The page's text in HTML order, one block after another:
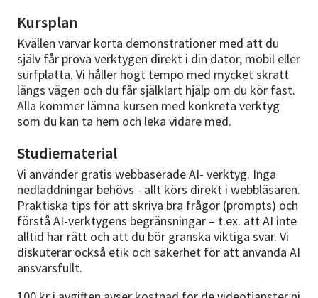
Kursplan
Kvällen varvar korta demonstrationer med att du
själv får prova verktygen direkt i din dator, mobil eller
surfplatta. Vi håller högt tempo med mycket skratt
längs vägen och du får själklart hjälp om du kör fast.
Alla kommer lämna kursen med konkreta verktyg
som du kan ta hem och leka vidare med.
Studiematerial
Vi använder gratis webbaserade AI- verktyg. Inga
nedladdningar behövs - allt körs direkt i webbläsaren.
Praktiska tips för att skriva bra frågor (prompts) och
förstå AI-verktygens begränsningar – t.ex. att AI inte
alltid har rätt och att du bör granska viktiga svar. Vi
diskuterar också etik och säkerhet för att använda AI
ansvarsfullt.